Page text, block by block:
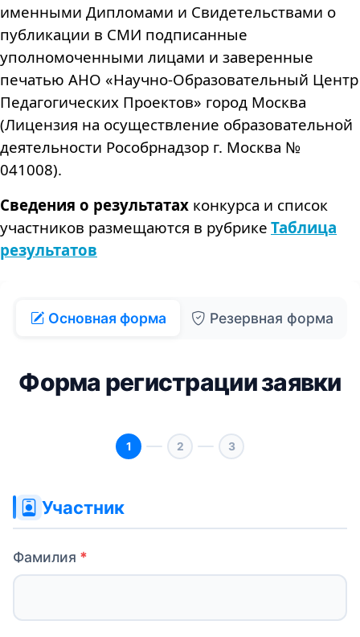
именными Дипломами и Свидетельствами о
публикации в СМИ подписанные
уполномоченными лицами и заверенные
печатью АНО «Научно-Образовательный Центр
Педагогических Проектов» город Москва
(Лицензия на осуществление образовательной
деятельности Рособрнадзор г. Москва №
041008).
Сведения о результатах конкурса и список
участников размещаются в рубрике Таблица
результатов
Основная форма Резервная форма
Форма регистрации заявки
Сайт (не
заполняйте
это поле)
Участник
Фамилия